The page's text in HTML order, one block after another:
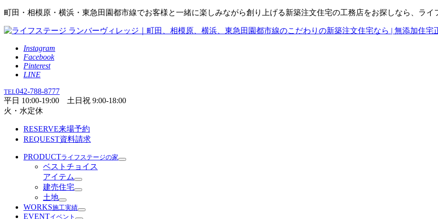
町田・相模原・横浜・東急田園都市線でお客様と一緒に楽しみながら創り上げる新築注文住宅の工務店をお探しなら、ライ
Instagram
Facebook
Pinterest
LINE
TEL042-788-8777
平日 10:00-19:00 土日祝 9:00-18:00
火・水定休
RESERVE来場予約
REQUEST資料請求
PRODUCTライフステージの家
ベストチョイス
アイテム
建売住宅
土地
WORKS施工実績
EVENTイベント